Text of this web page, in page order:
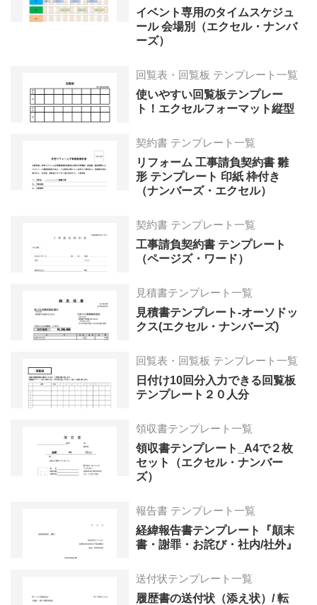
イベント専用のタイムスケジュ
ール 会場別（エクセル・ナンバ
ーズ）
回覧表・回覧板 テンプレート一覧
使いやすい回覧板テンプレー
ト！エクセルフォーマット縦型
契約書 テンプレート一覧
リフォーム 工事請負契約書 雛
形 テンプレート 印紙 枠付き
（ナンバーズ・エクセル）
契約書 テンプレート一覧
工事請負契約書 テンプレート
（ページズ・ワード）
見積書テンプレート一覧
見積書テンプレート-オーソドッ
クス(エクセル・ナンバーズ)
回覧表・回覧板 テンプレート一覧
日付け10回分入力できる回覧板
テンプレート２０人分
領収書テンプレート一覧
領収書テンプレート_A4で２枚
セット（エクセル・ナンバー
ズ）
報告書 テンプレート一覧
経緯報告書テンプレート『顛末
書・謝罪・お詫び・社内/社外』
送付状テンプレート一覧
履歴書の送付状（添え状）/ 転